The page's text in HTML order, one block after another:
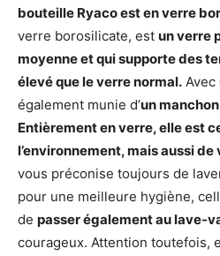
bouteille Ryaco est en verre
verre borosilicate, est un verre
moyenne et qui supporte des
élevé que le verre normal. Avec
également munie d’un
Entièrement en verre, elle est
l’environnement, mais aussi de
vous préconise toujours de
pour une meilleure hygiène,
de passer également au lave-
courageux. Attention toutefois,